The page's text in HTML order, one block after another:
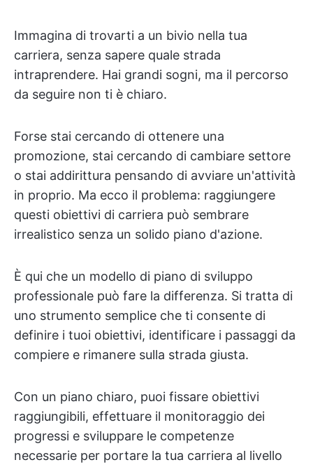
Immagina di trovarti a un bivio nella tua
carriera, senza sapere quale strada
intraprendere. Hai grandi sogni, ma il percorso
da seguire non ti è chiaro.
Forse stai cercando di ottenere una
promozione, stai cercando di cambiare settore
o stai addirittura pensando di avviare un'attività
in proprio. Ma ecco il problema: raggiungere
questi obiettivi di carriera può sembrare
irrealistico senza un solido piano d'azione.
È qui che un modello di piano di sviluppo
professionale può fare la differenza. Si tratta di
uno strumento semplice che ti consente di
definire i tuoi obiettivi, identificare i passaggi da
compiere e rimanere sulla strada giusta.
Con un piano chiaro, puoi fissare obiettivi
raggiungibili, effettuare il monitoraggio dei
progressi e sviluppare le competenze
necessarie per portare la tua carriera al livello